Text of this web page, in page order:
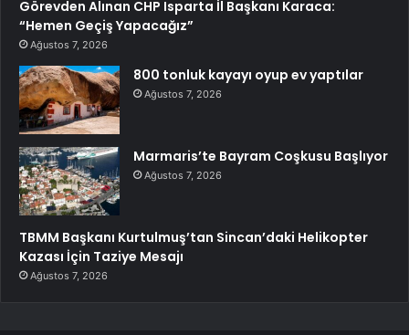
Görevden Alınan CHP Isparta İl Başkanı Karaca:
“Hemen Geçiş Yapacağız”
Ağustos 7, 2026
800 tonluk kayayı oyup ev yaptılar
Ağustos 7, 2026
Marmaris’te Bayram Coşkusu Başlıyor
Ağustos 7, 2026
TBMM Başkanı Kurtulmuş’tan Sincan’daki Helikopter
Kazası İçin Taziye Mesajı
Ağustos 7, 2026